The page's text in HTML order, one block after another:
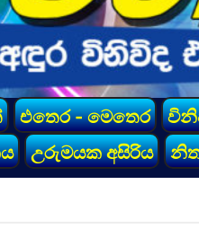
එතෙර - මෙතෙර
උරුමයක අසිරිය